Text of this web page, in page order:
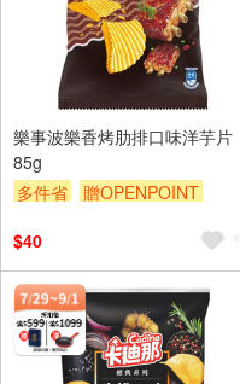
樂事波樂香烤肋排口味洋芋片
85g
多件省
贈OPENPOINT
$40